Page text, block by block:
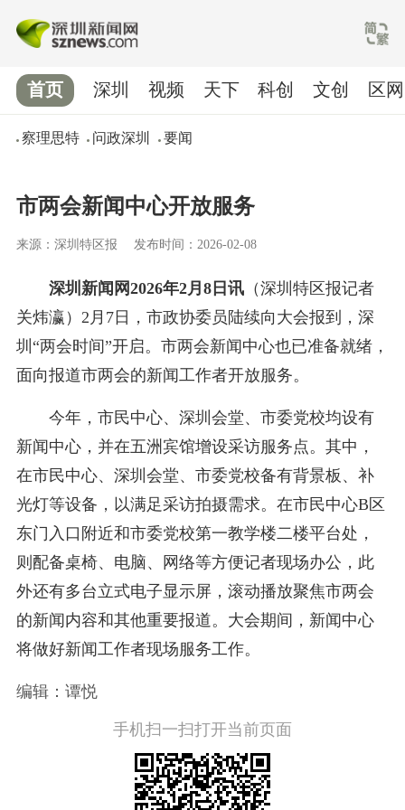
首页
察理思特 问政深圳 要闻
深圳 视频 天下 科创 文创 区网
市两会新闻中心开放服务
来源：深圳特区报 发布时间：2026-02-08
深圳新闻网2026年2月8日讯（深圳特区报记者
关炜瀛）2月7日，市政协委员陆续向大会报到，深
圳“两会时间”开启。市两会新闻中心也已准备就绪，
面向报道市两会的新闻工作者开放服务。
今年，市民中心、深圳会堂、市委党校均设有
新闻中心，并在五洲宾馆增设采访服务点。其中，
在市民中心、深圳会堂、市委党校备有背景板、补
光灯等设备，以满足采访拍摄需求。在市民中心B区
东门入口附近和市委党校第一教学楼二楼平台处，
则配备桌椅、电脑、网络等方便记者现场办公，此
外还有多台立式电子显示屏，滚动播放聚焦市两会
的新闻内容和其他重要报道。大会期间，新闻中心
将做好新闻工作者现场服务工作。
编辑：谭悦
手机扫一扫打开当前页面